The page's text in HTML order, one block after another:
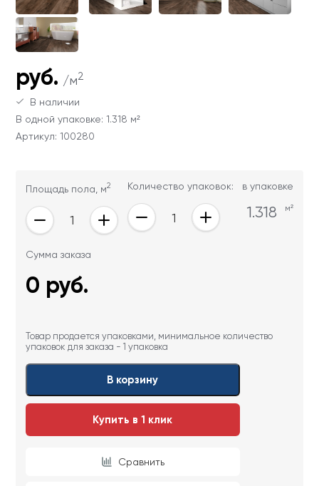
лицам
Ваши данные не будут переданы третьим
Ваши данные не будут переданы третьим
руб. /м2
В наличии
В одной упаковке: 1.318 м²
Артикул: 100280
Площадь пола, м2 Количество упаковок: в упаковке
1.318 м²
Сумма заказа
0 руб.
Товар продается упаковками, минимальное количество
упаковок для заказа - 1 упаковка
В корзину
Купить в 1 клик
Сравнить